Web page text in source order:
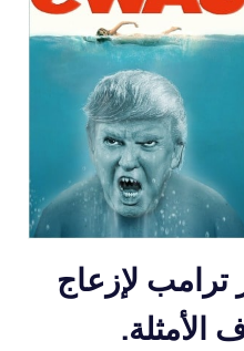
ترامب لإزعاج
الأمثلة.